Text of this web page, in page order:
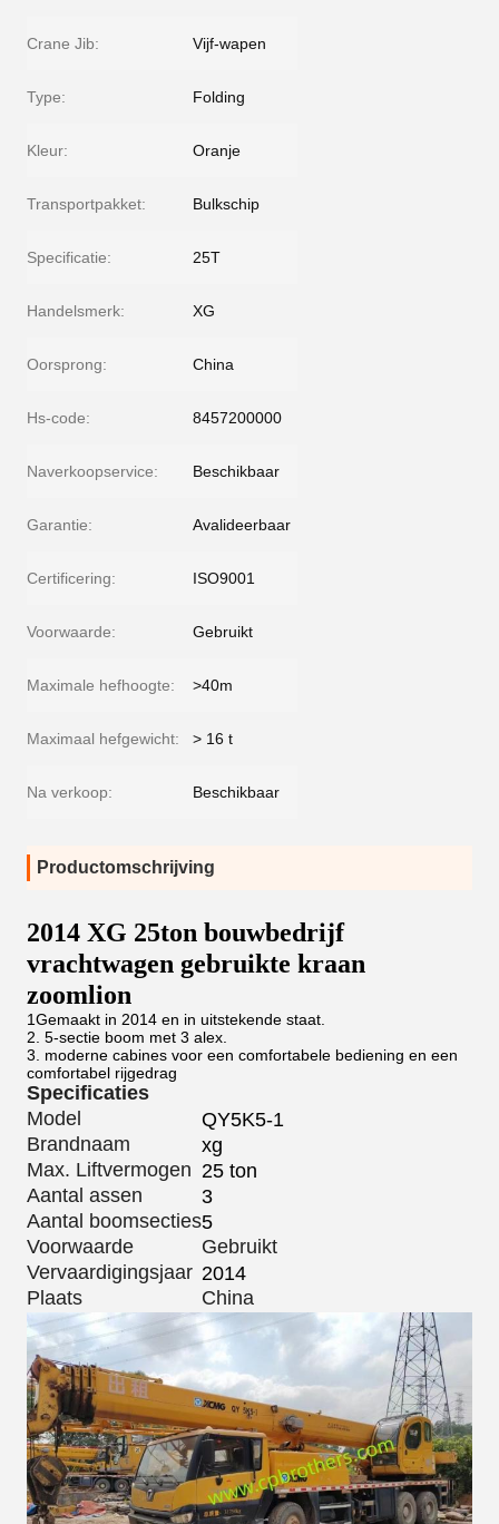
Crane Jib: Vijf-wapen
Type: Folding
Kleur: Oranje
Transportpakket: Bulkschip
Specificatie: 25T
Handelsmerk: XG
Oorsprong: China
Hs-code: 8457200000
Naverkoopservice: Beschikbaar
Garantie: Avalideerbaar
Certificering: ISO9001
Voorwaarde: Gebruikt
Maximale hefhoogte: >40m
Maximaal hefgewicht: > 16 t
Na verkoop: Beschikbaar
Productomschrijving
2014 XG 25ton bouwbedrijf
vrachtwagen gebruikte kraan
zoomlion
1Gemaakt in 2014 en in uitstekende staat.
2. 5-sectie boom met 3 alex.
3. moderne cabines voor een comfortabele bediening en een
comfortabel rijgedrag
Specificaties
Model
QY5K5-1
Brandnaam
xg
Max. Liftvermogen 25 ton
Aantal assen
3
Aantal boomsecties5
Voorwaarde
Gebruikt
Vervaardigingsjaar 2014
Plaats
China